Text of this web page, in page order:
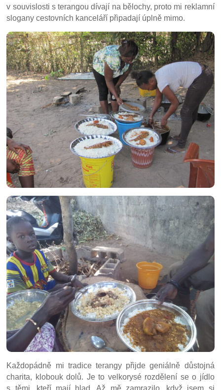
v souvislosti s terangou dívají na bělochy, proto mi reklamní
slogany cestovních kanceláří připadají úplně mimo.
Každopádně mi tradice terangy přijde geniálně důstojná
charita, klobouk dolů. Je to velkorysé rozdělení se o jídlo
s těmi, kteří mají hlad. Až mě zamrazilo, když jsem si